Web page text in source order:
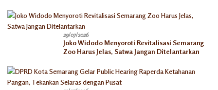
29/07/2026
Joko Widodo Menyoroti Revitalisasi Semarang
Zoo Harus Jelas, Satwa Jangan Ditelantarkan